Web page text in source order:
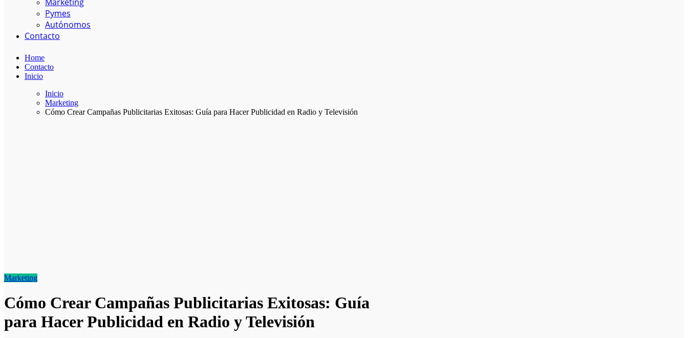
Pymes
Autónomos
Contacto
Home
Contacto
Inicio
Inicio
Marketing
Cómo Crear Campañas Publicitarias Exitosas: Guía para Hacer Publicidad en Radio y Televisión
Marketing
Cómo Crear Campañas Publicitarias Exitosas: Guía
para Hacer Publicidad en Radio y Televisión